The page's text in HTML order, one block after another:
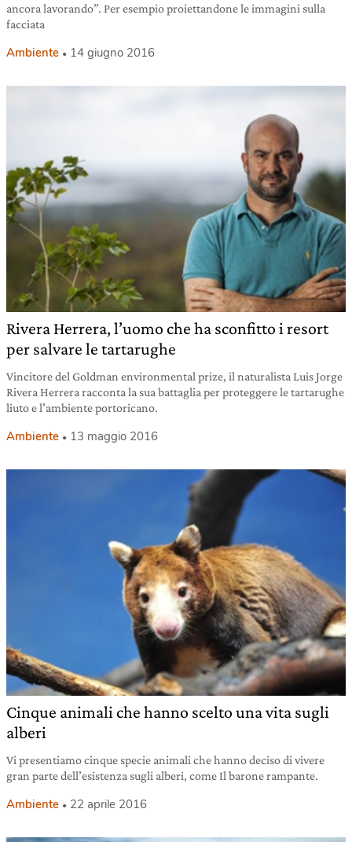
ancora lavorando”. Per esempio proiettandone le immagini sulla
facciata
Ambiente 14 giugno 2016
Rivera Herrera, l’uomo che ha sconfitto i resort
per salvare le tartarughe
Vincitore del Goldman environmental prize, il naturalista Luis Jorge
Rivera Herrera racconta la sua battaglia per proteggere le tartarughe
liuto e l’ambiente portoricano.
Ambiente 13 maggio 2016
Cinque animali che hanno scelto una vita sugli
alberi
Vi presentiamo cinque specie animali che hanno deciso di vivere
gran parte dell’esistenza sugli alberi, come Il barone rampante.
Ambiente 22 aprile 2016